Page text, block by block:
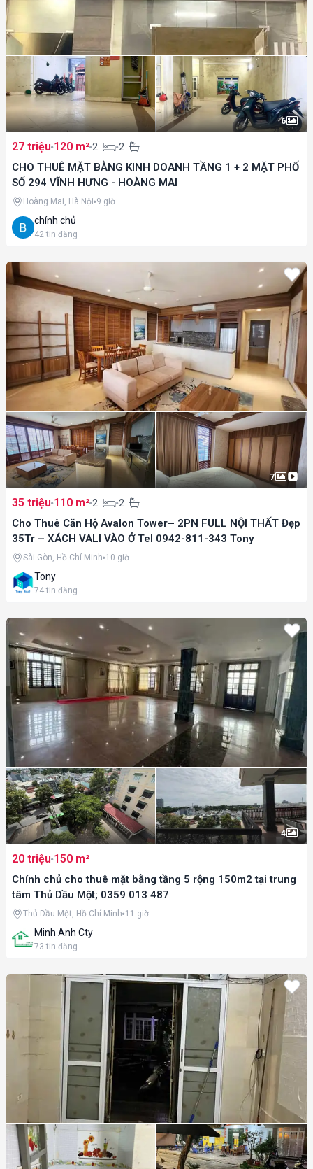
6
27 triệu 120 m² 2
2
CHO THUÊ MẶT BẰNG KINH DOANH TẦNG 1 + 2 MẶT PHỐ
SỐ 294 VĨNH HƯNG - HOÀNG MAI
chính chủ
42tin đăng
Hoàng Mai, Hà Nội 9 giờ
7
35 triệu 110 m² 2
2
Cho Thuê Căn Hộ Avalon Tower– 2PN FULL NỘI THẤT Đẹp
35Tr – XÁCH VALI VÀO Ở Tel 0942-811-343 Tony
Tony
74tin đăng
Sài Gòn, Hồ Chí Minh 10 giờ
4
20 triệu 150 m²
Chính chủ cho thuê mặt bằng tầng 5 rộng 150m2 tại trung
tâm Thủ Dầu Một; 0359 013 487
Minh Anh Cty
73 tin đăng
Thủ Dầu Một, Hồ Chí Minh 11 giờ